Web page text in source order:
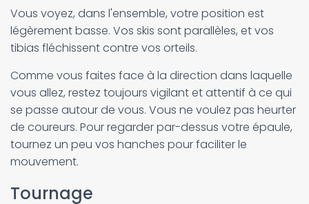
Vous voyez, dans l'ensemble, votre position est
légèrement basse. Vos skis sont parallèles, et vos
tibias fléchissent contre vos orteils.
Comme vous faites face à la direction dans laquelle
vous allez, restez toujours vigilant et attentif à ce qui
se passe autour de vous. Vous ne voulez pas heurter
de coureurs. Pour regarder par-dessus votre épaule,
tournez un peu vos hanches pour faciliter le
mouvement.
Tournage